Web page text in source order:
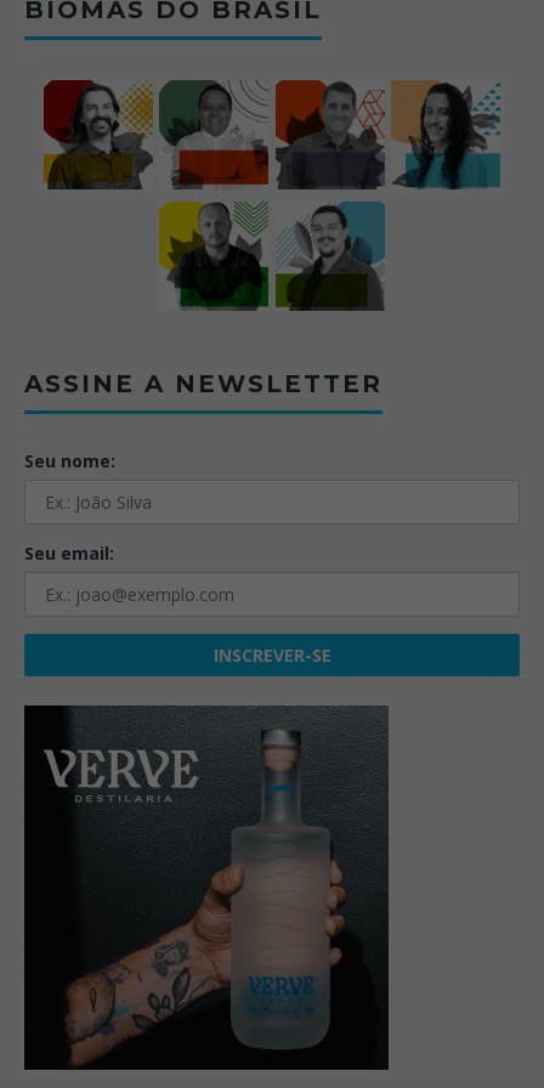
BIOMAS DO BRASIL
ASSINE A NEWSLETTER
Seu nome:
Seu email: